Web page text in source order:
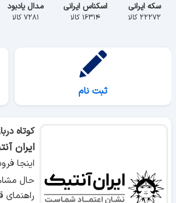
سکه ایرانی
۲۲۲۷۲ کالا
اسکناس ایرانی
۱۶۳۱۴ کالا
مدال یادبود
۷۲۸۱ کالا
ثبت نام
کوتاه
ایران
اینجا
حال